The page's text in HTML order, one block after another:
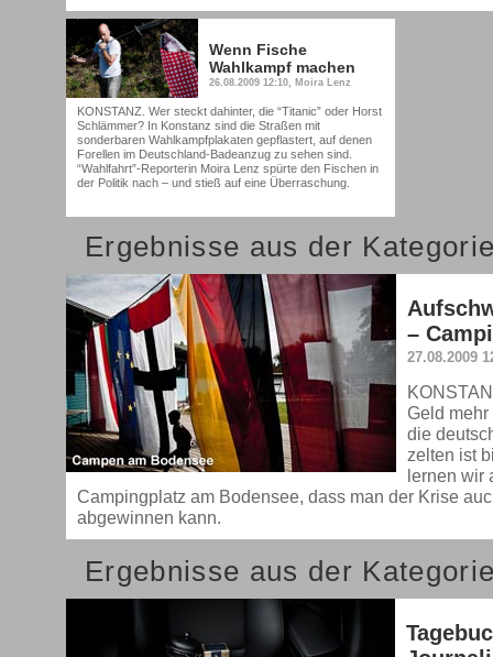
Wenn Fische
Wahlkampf machen
26.08.2009 12:10, Moira Lenz
KONSTANZ. Wer steckt dahinter, die “Titanic” oder Horst
Schlämmer? In Konstanz sind die Straßen mit
sonderbaren Wahlkampfplakaten gepflastert, auf denen
Forellen im Deutschland-Badeanzug zu sehen sind.
“Wahlfahrt”-Reporterin Moira Lenz spürte den Fischen in
der Politik nach – und stieß auf eine Überraschung.
Ergebnisse aus der
–
27.08.2009
Geld
die
zelten ist
lernen wir
Campingplatz am Bodensee, dass man der Krise
abgewinnen kann.
Ergebnisse aus der